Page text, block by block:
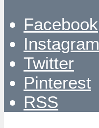
Facebook
Instagram
Twitter
Pinterest
RSS